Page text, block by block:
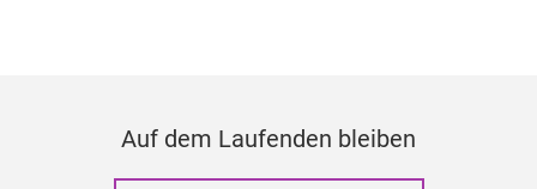
Auf dem Laufenden bleiben